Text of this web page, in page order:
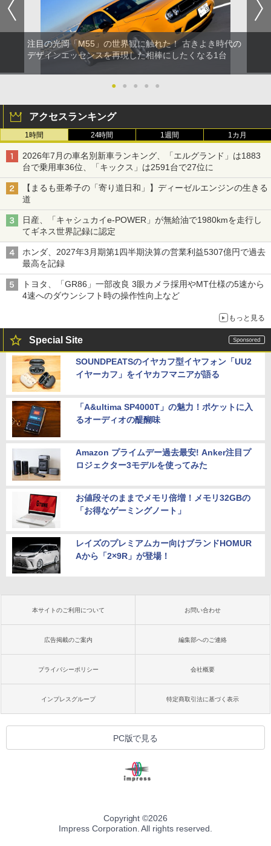
注目の光岡「M55」の世界観に触れた！ 古きよき時代の
デザインエッセンスを再現した相棒にしたくなる1台
● ● ● ● ●
アクセスランキング
1時間 24時間 1週間 1カ月
2026年7月の車名別新車ランキング、「エルグランド」は1883
台で乗用車36位、「キックス」は2591台で27位に
【まるも亜希子の「寄り道日和」】ディーゼルエンジンの生きる
道
日産、「キャシュカイe-POWER」が無給油で1980kmを走行し
てギネス世界記録に認定
ホンダ、2027年3月期第1四半期決算の営業利益5307億円で過去
最高を記録
トヨタ、「GR86」一部改良 3眼カメラ採用やMT仕様の5速から
4速へのダウンシフト時の操作性向上など
もっと見る
Special Site
SOUNDPEATSのイヤカフ型イヤフォン「UU2
イヤーカフ」をイヤカフマニアが語る
「A&ultima SP4000T」の魅力！ポケットに入
るオーディオの醍醐味
Amazon プライムデー過去最安! Anker注目プ
ロジェクター3モデルを使ってみた
お値段そのままでメモリ倍増！メモリ32GBの
「お得なゲーミングノート」
レイズのプレミアムカー向けブランドHOMUR
Aから「2×9R」が登場！
本サイトのご利用について お問い合わせ
広告掲載のご案内 編集部へのご連絡
プライバシーポリシー 会社概要
インプレスグループ 特定商取引法に基づく表示
PC版で見る
Copyright ©2026
Impress Corporation. All rights reserved.